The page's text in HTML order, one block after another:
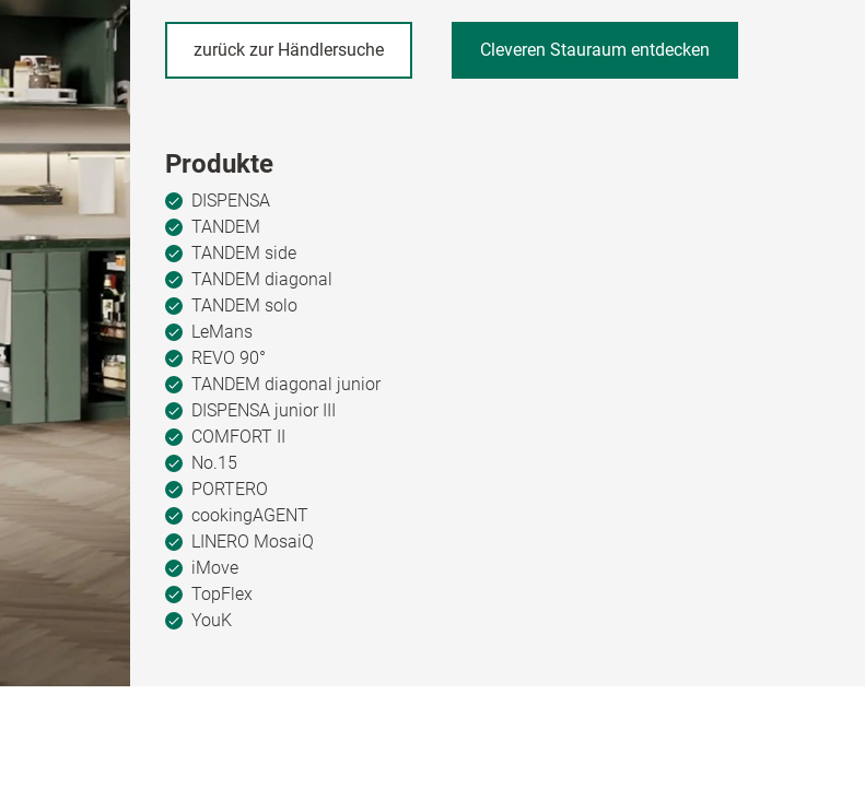
zurück zur Händlersuche Cleveren Stauraum entdecken
Produkte
DISPENSA
TANDEM
TANDEM side
TANDEM diagonal
TANDEM solo
LeMans
REVO 90°
TANDEM diagonal junior
DISPENSA junior III
COMFORT II
No.15
PORTERO
cookingAGENT
LINERO MosaiQ
iMove
TopFlex
YouK